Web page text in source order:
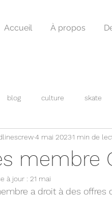
Accueil À propos
blog culture skate
membre
4 mai 20231 min de
à jour : 21 mai
a droit à des offres